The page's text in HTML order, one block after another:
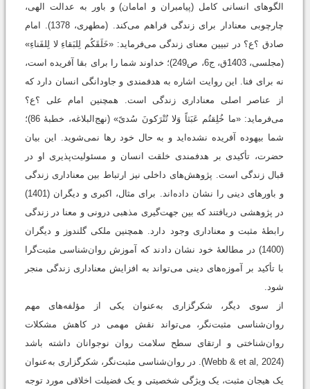
الگوهای انسانی کامل (پیامبران و امامان) و باور به عدالت الهی،
چارچوبی معنادار برای زندگی فراهم می‌کند. (مطهری، 1378). امام
صادق ؟ع؟ در تبیین معنای زندگی می‌فرماید: «خَلَقَکُم لِلبَقاءِ لا لِلفَناءِ»
(مجلسی، 1403ق، ج6، ص249)؛ خداوند شما را برای بقا آفریده است،
نه برای فنا. این روایت اشاره به هدفمندی و جاودانگی انسان دارد که
از عناصر اصلی معناداری زندگی است. همچنین امام علی ؟ع؟
می‌فرماید: «ما خُلِقتُم عَبَثاً وَلا تُتْرَكونَ سُدىً» (نهج‌البلاغه، خطبۀ 86)؛
شما بیهوده آفریده نشده‌اید و به حال خود رها نمی‌شوید. این بیان
حضرت، تأکیدی بر هدفمندی خلقت انسان و مسئولیت‌پذیری او در
قبال زندگی است. پژوهش‌های داخلی نیز ارتباط بین معناداری زندگی
و باورهای دینی را نشان داده‌اند. برای مثال، اکبری و دیگران (1401)
در پژوهشی دریافتند که بین جهت‌گیری مذهبی درونی و معنا در زندگی
رابطۀ مثبت و معناداری وجود دارد. همچنین ملکی گلندوز و دیگران
(1400) در مطالعۀ خود نشان دادند که آموزش روان‌شناسی مثبت‌گرا
با تأکید بر آموزه‌های دینی می‌تواند به افزایش معناداری زندگی منجر
شود.
از سوی دیگر، شکرگزاری به‌عنوان یکی از مؤلفه‌های مهم
روان‌شناسی مثبت‌نگر، می‌تواند نقش مهمی در کاهش مشکلات
روان‌شناختی و ارتقای سطح سلامت روان نوجوانان داشته باشد
(Webb & et al, 2024). در روان‌شناسی مثبت‌نگر، شکرگزاری به‌عنوان
یک هیجان مثبت، یک ویژگی شخصیتی و یک فضیلت اخلاقی مورد توجه